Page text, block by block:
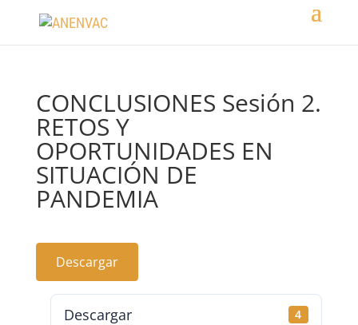
CONCLUSIONES Sesión 2.
RETOS Y
OPORTUNIDADES EN
SITUACIÓN DE
PANDEMIA
Descargar
Descargar 4